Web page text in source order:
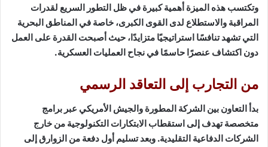
وتكتسب هذه الميزة أهمية كبيرة في ظل التطور السريع لقدرات
المراقبة والاستطلاع لدى القوى الكبرى، خاصة في المناطق البحرية
التي تشهد تنافسًا استراتيجيًا متزايدًا، حيث أصبحت القدرة على العمل
دون اكتشاف عنصرًا حاسمًا في نجاح العمليات العسكرية.
من التجارب إلى التعاقد الرسمي
بدأ التعاون بين الشركة المطورة والجيش الأمريكي عبر برامج
متخصصة تهدف إلى استقطاب الابتكارات التكنولوجية من خارج
الشركات الدفاعية التقليدية. وبعد تسليم أول دفعة من الزوارق إلى